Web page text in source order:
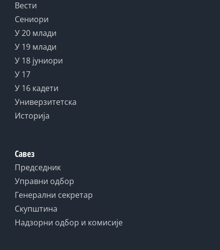
Вести
Сениори
У 20 млади
У 19 млади
У 18 јуниори
У 17
У 16 кадети
Универзитетска
Историја
Савез
Председник
Управни одбор
Генерални секретар
Скупштина
Надзорни одбор и комисије